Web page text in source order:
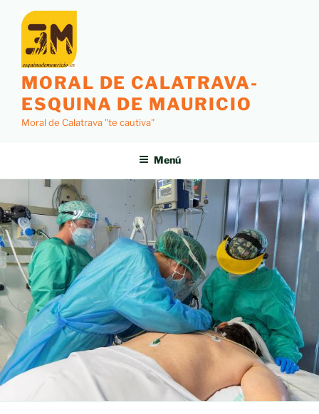
MORAL DE CALATRAVA-
ESQUINA DE MAURICIO
Moral de Calatrava "te cautiva"
Menú